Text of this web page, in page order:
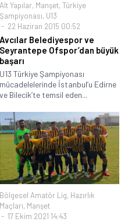
Alt Yapılar, Manşet, Türkiye
Şampiyonası, U13
22 Haziran 2015 00:52
Avcılar Belediyespor ve
Seyrantepe Ofspor’dan büyük
başarı
U13 Türkiye Şampiyonası
mücadelelerinde İstanbul’u Edirne
ve Bilecik’te temsil eden...
Bölgesel Amatör Lig, Hazırlık
Maçları, Manşet
17 Ekim 2021 14:43